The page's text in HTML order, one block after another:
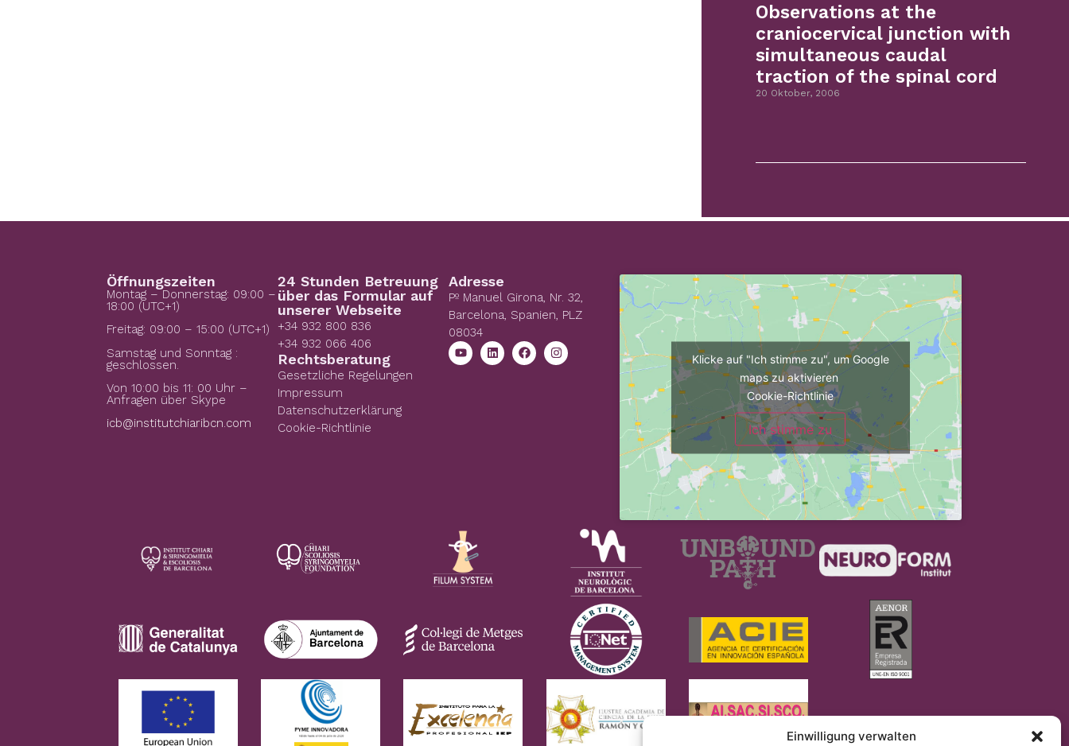
Einwilligung verwalten
Observations at the
craniocervical junction with
simultaneous caudal
traction of the spinal cord
20 Oktober, 2006
Öffnungszeiten
Montag – Donnerstag: 09:00 –
18:00 (UTC+1)
Freitag: 09:00 – 15:00 (UTC+1)
Samstag und Sonntag :
geschlossen.
Von 10:00 bis 11: 00 Uhr –
Anfragen über Skype
icb@institutchiaribcn.com
24 Stunden Betreuung
über das Formular auf
unserer Webseite
+34 932 800 836
+34 932 066 406
Rechtsberatung
Gesetzliche Regelungen
Impressum
Datenschutzerklärung
Cookie-Richtlinie
Adresse
Pº Manuel Girona, Nr. 32,
Barcelona, Spanien, PLZ
08034
Klicke auf "Ich stimme zu", um Google
maps zu aktivieren
Cookie-Richtlinie
Ich stimme zu